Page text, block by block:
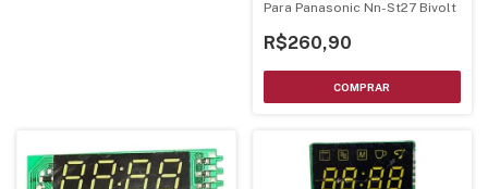
Para Panasonic Nn-St27 Bivolt
R$260,90